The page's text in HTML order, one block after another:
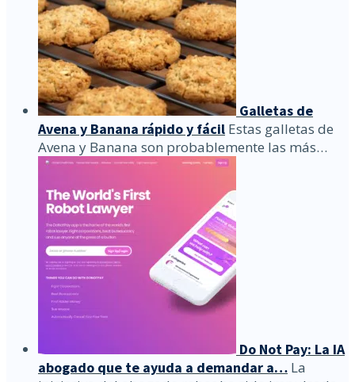
Galletas de
Avena y Banana rápido y fácil Estas galletas de
Avena y Banana son probablemente las más…
Do Not Pay: La IA
abogado que te ayuda a demandar a… La